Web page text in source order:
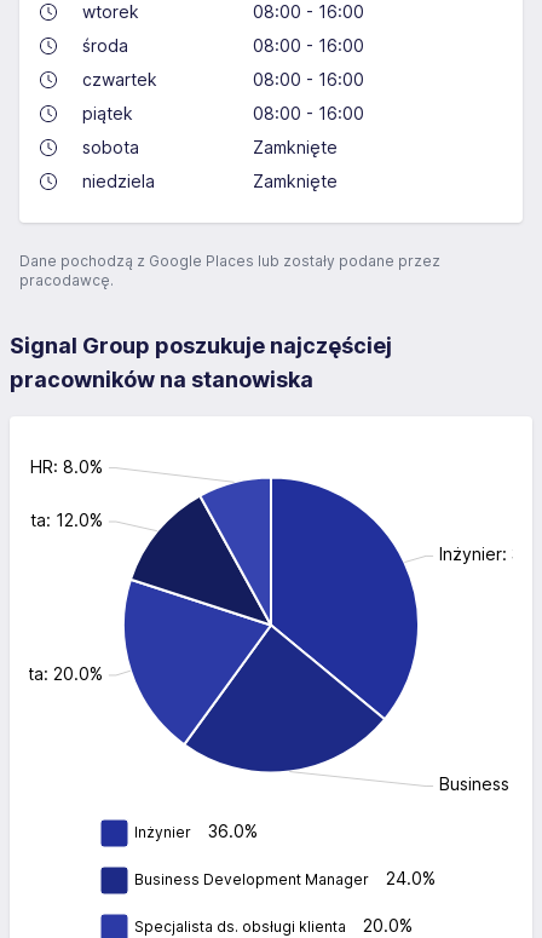
wtorek
08:00 - 16:00
środa
08:00 - 16:00
czwartek
08:00 - 16:00
piątek
08:00 - 16:00
sobota
Zamknięte
niedziela
Zamknięte
Dane pochodzą z Google Places lub zostały podane przez
pracodawcę.
Signal Group poszukuje najczęściej
pracowników na stanowiska
Inżynier:
Business
20.0%
12.0%
HR: 8.0%
Inżynier 36.0%
Business Development Manager 24.0%
Specjalista ds. obsługi klienta 20.0%